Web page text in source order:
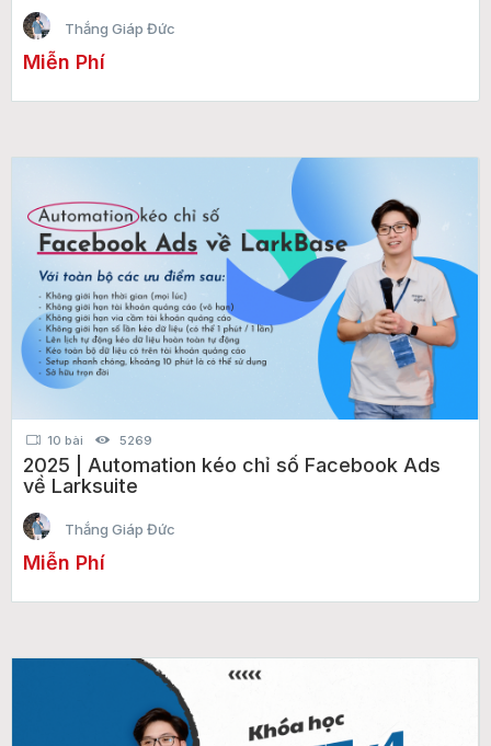
Thắng Giáp Đức
Miễn Phí
10 bài 5269
2025 | Automation kéo chỉ số Facebook Ads
về Larksuite
Thắng Giáp Đức
Miễn Phí